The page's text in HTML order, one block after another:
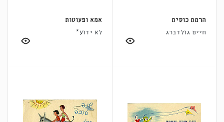
הרמת כוסית
חיים גולדברג
אמא ופעוטות
לא ידוע*